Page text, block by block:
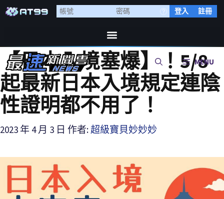
登入 註冊
MENU
【日本入境塞爆】！5/8
起最新日本入境規定連陰
性證明都不用了！
2023 年 4 月 3 日 作者: 超級寶貝妙妙妙